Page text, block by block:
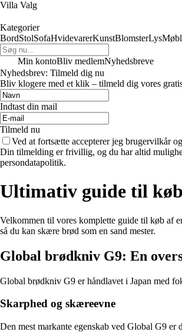
Villa Valg
Kategorier
BordStolSofaHvidevarerKunstBlomsterLys
Min kontoBliv medlemNyhedsbreve
Nyhedsbrev: Tilmeld dig nu
Bliv klogere med et klik – tilmeld dig vores
Indtast din mail
Tilmeld nu
Ved at fortsætte accepterer jeg brugervilkår
Din tilmelding er frivillig, og du har altid
persondatapolitik.
Ultimativ guide til
Velkommen til vores komplette guide til køb af
så du kan skære brød som en sand mester.
Global brødkniv G9: En
Global brødkniv G9 er håndlavet i Japan med
Skarphed og skæreevne
Den mest markante egenskab ved Global G9